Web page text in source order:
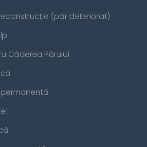
(păr deteriorat)
Căderea Părului